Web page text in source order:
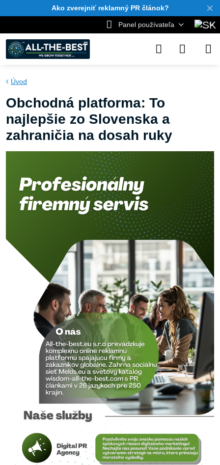
✕
Ako zverejniť reklamný PR článok?
Panel používateľa
Úvod
Obchodná platforma: To
najlepšie zo Slovenska a
zahraničia na dosah ruky